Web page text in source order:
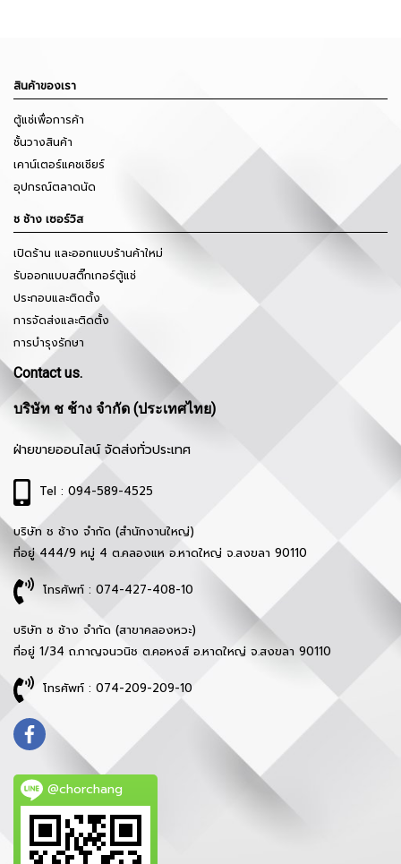
สินค้าของเรา
ตู้แช่เพื่อการค้า
ชั้นวางสินค้า
เคาน์เตอร์แคชเชียร์
อุปกรณ์ตลาดนัด
ช ช้าง เซอร์วิส
เปิดร้าน และออกแบบร้านค้าใหม่
รับออกแบบสติ๊กเกอร์ตู้แช่
ประกอบและติดตั้ง
การจัดส่งและติดตั้ง
การบำรุงรักษา
Contact us.
บริษัท ช ช้าง จำกัด (ประเทศไทย)
ฝ่ายขายออนไลน์ จัดส่งทั่วประเทศ
Tel : 094-589-4525
บริษัท ช ช้าง จำกัด (สำนักงานใหญ่)
ที่อยู่ 444/9 หมู่ 4 ต.คลองแห อ.หาดใหญ่ จ.สงขลา 90110
โทรศัพท์ : 074-427-408-10
บริษัท ช ช้าง จำกัด (สาขาคลองหวะ)
ที่อยู่ 1/34 ถ.กาญจนวนิช ต.คอหงส์ อ.หาดใหญ่ จ.สงขลา 90110
โทรศัพท์ : 074-209-209-10
@chorchang